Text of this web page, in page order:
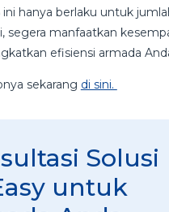
ini hanya berlaku untuk
segera manfaatkan
efisiensi armada
sekarang di sini.
Solusi
untuk